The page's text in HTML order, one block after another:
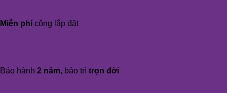
Miễn phí công lắp đặt
Bảo hành 2 năm, bảo trì trọn đời